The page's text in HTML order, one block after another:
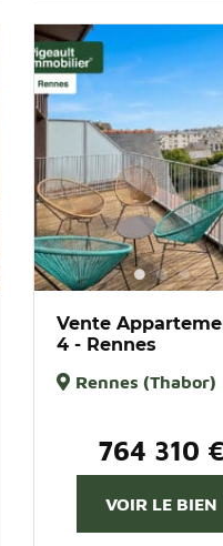
Vente
4 - Rennes
Rennes (Thabor)
764 310
VOIR LE BIEN